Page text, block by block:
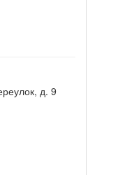
д. 9